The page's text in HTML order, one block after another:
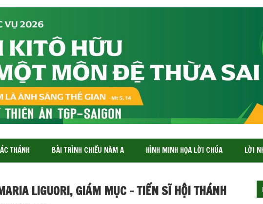
THÁNH BÀI TRÌNH CHIẾU NĂM A HÌNH MINH HỌA LỜI CHÚA LỜI
LIGUORI, GIÁM MỤC – TIẾN SĨ HỘI THÁNH